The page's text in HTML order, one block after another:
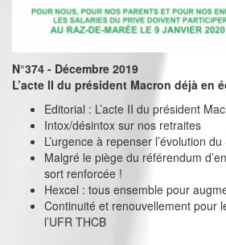
N°374 - Décembre 2019
L’acte II du président Macron déjà en
Editorial : L’acte II du président
Intox/désintox sur nos retraites
L’urgence à repenser l’évolution
Malgré le piège du référendum
sort renforcée !
Hexcel : tous ensemble pour
Continuité et renouvellement pour
l’UFR THCB